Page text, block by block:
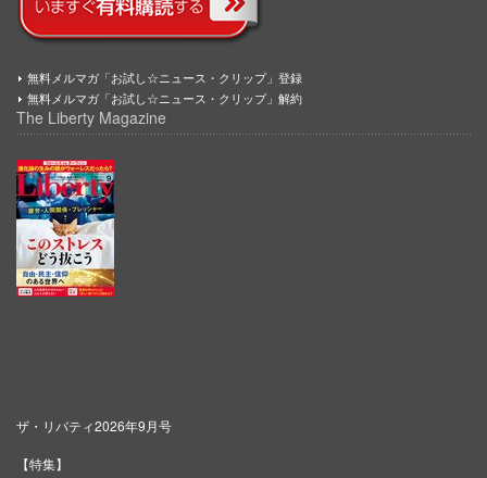
無料メルマガ「お試し☆ニュース・クリップ」登録
無料メルマガ「お試し☆ニュース・クリップ」解約
The Liberty Magazine
ザ・リバティ2026年9月号
【特集】